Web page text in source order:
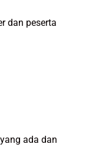
dan peserta
ada dan